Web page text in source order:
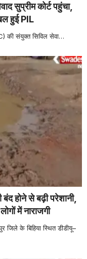
सुप्रीम कोर्ट पहुंचा,
हुई PIL
की संयुक्त सिविल सेवा…
होने से बढ़ी परेशानी,
में नाराजगी
के बिहिया स्थित डीडीयू–